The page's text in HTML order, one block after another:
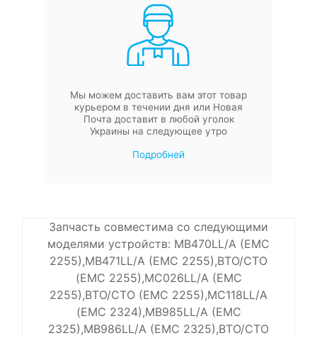
Мы можем доставить вам этот товар
курьером в течении дня или Новая
Почта доставит в любой уголок
Украины на следующее утро
Подробней
Запчасть совместима со следующими
моделями устройств: MB470LL/A (EMC
2255),MB471LL/A (EMC 2255),BTO/CTO
(EMC 2255),MC026LL/A (EMC
2255),BTO/CTO (EMC 2255),MC118LL/A
(EMC 2324),MB985LL/A (EMC
2325),MB986LL/A (EMC 2325),BTO/CTO